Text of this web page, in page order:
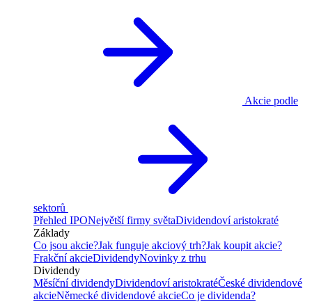
Akcie podle
sektorů
Přehled IPONejvětší firmy světaDividendoví aristokraté
Základy
Co jsou akcie?Jak funguje akciový trh?Jak koupit akcie?
Frakční akcieDividendyNovinky z trhu
Dividendy
Měsíční dividendyDividendoví aristokratéČeské dividendové
akcieNěmecké dividendové akcieCo je dividenda?